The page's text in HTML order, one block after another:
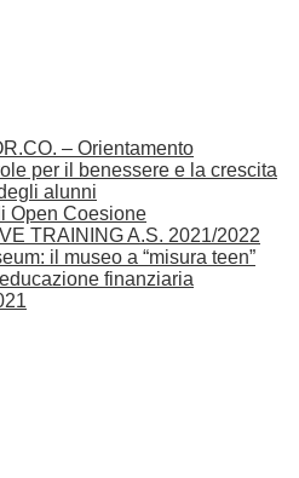
– Orientamento
per il benessere e la crescita
alunni
Open Coesione
TRAINING A.S. 2021/2022
il museo a “misura teen”
finanziaria